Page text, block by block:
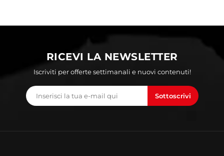
RICEVI LA NEWSLETTER
Iscriviti per offerte settimanali e nuovi contenuti!
Sottoscrivi